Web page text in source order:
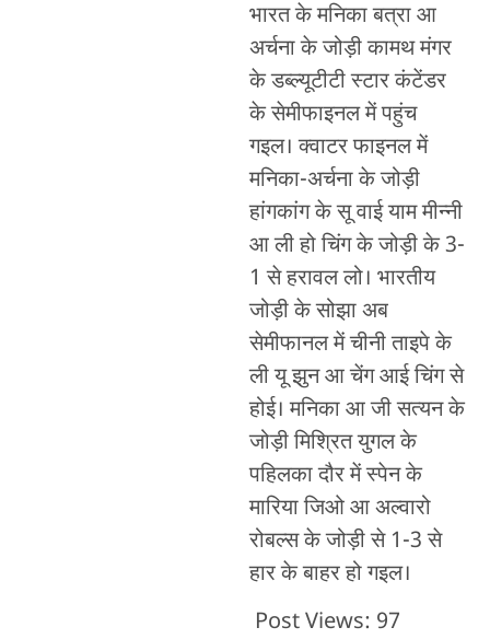
भारत के मनिका बत्रा आ
अर्चना के जोड़ी कामथ मंगर
के डब्ल्यूटीटी स्टार कंटेंडर
के सेमीफाइनल में पहुंच
गइल। क्वाटर फाइनल में
मनिका-अर्चना के जोड़ी
हांगकांग के सू वाई याम मीन्नी
आ ली हो चिंग के जोड़ी के 3-
1 से हरावल लो। भारतीय
जोड़ी के सोझा अब
सेमीफानल में चीनी ताइपे के
ली यू झुन आ चेंग आई चिंग से
होई। मनिका आ जी सत्यन के
जोड़ी मिश्रित युगल के
पहिलका दौर में स्पेन के
मारिया जिओ आ अल्वारो
रोबल्स के जोड़ी से 1-3 से
हार के बाहर हो गइल।
Post Views: 97